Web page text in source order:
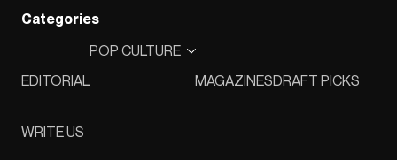
Categories
EDITORIAL
POP CULTURE
MAGAZINESDRAFT PICKS
WRITE US